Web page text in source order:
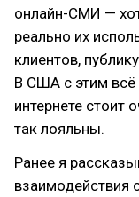
онлайн-СМИ —
реально их
клиентов,
В США с этим всё
интернете стоит
так лояльны.
Ранее я
взаимодействия